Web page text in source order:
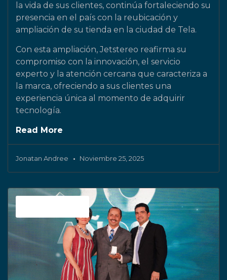
la vida de sus clientes, continúa fortaleciendo su
presencia en el país con la reubicación y
ampliación de su tienda en la ciudad de Tela.
Con esta ampliación, Jetstereo reafirma su
compromiso con la innovación, el servicio
experto y la atención cercana que caracteriza a
la marca, ofreciendo a sus clientes una
experiencia única al momento de adquirir
tecnología.
Read More
Jonatan Andree Noviembre 25, 2025